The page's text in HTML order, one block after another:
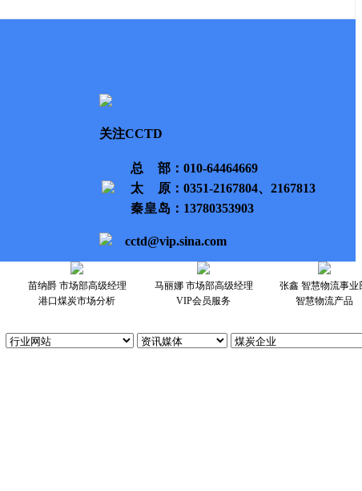
关注CCTD
总部 ：010-64464669
太原 ：0351-2167804、2167813
秦皇岛 ：13780353903
cctd@vip.sina.com
苗纳爵 市场部高级经理
港口煤炭市场分析
马丽娜 市场部高级经理
VIP会员服务
张鑫 智慧物流事业
智慧物流产品